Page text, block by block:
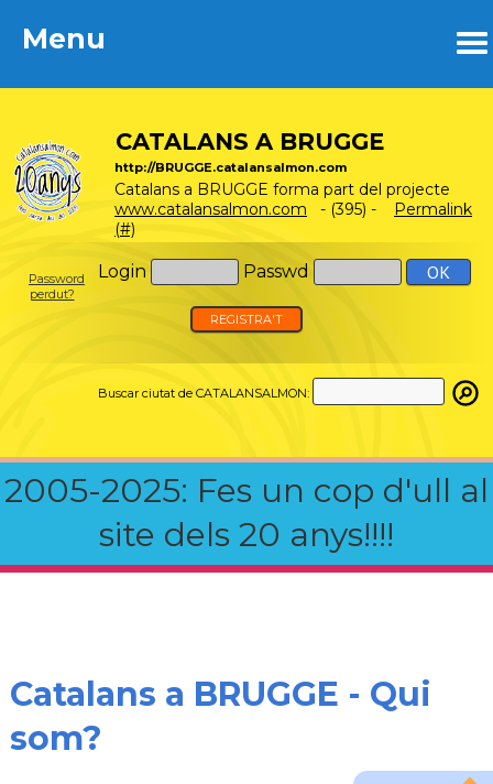
Menu
CATALANS A BRUGGE
http://BRUGGE.catalansalmon.com
Catalans a BRUGGE forma part del projecte
www.catalansalmon.com - (395) - Permalink
(#)
Login Passwd
Password
perdut?
REGISTRA'T
Buscar ciutat de CATALANSALMON:
2005-2025: Fes un cop d'ull al
site dels 20 anys!!!!
Menu
Catalans a BRUGGE - Qui
som?